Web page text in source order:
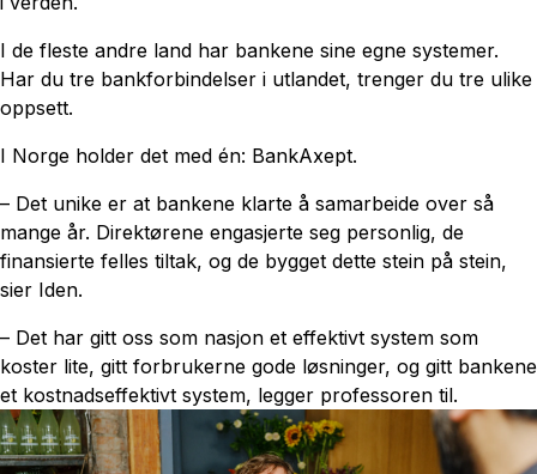
I de fleste andre land har bankene sine egne systemer.
Har du tre bankforbindelser i utlandet, trenger du tre ulike
oppsett.
I Norge holder det med én: BankAxept.
– Det unike er at bankene klarte å samarbeide over så
mange år. Direktørene engasjerte seg personlig, de
finansierte felles tiltak, og de bygget dette stein på stein,
sier Iden.
– Det har gitt oss som nasjon et effektivt system som
koster lite, gitt forbrukerne gode løsninger, og gitt bankene
et kostnadseffektivt system, legger professoren til.